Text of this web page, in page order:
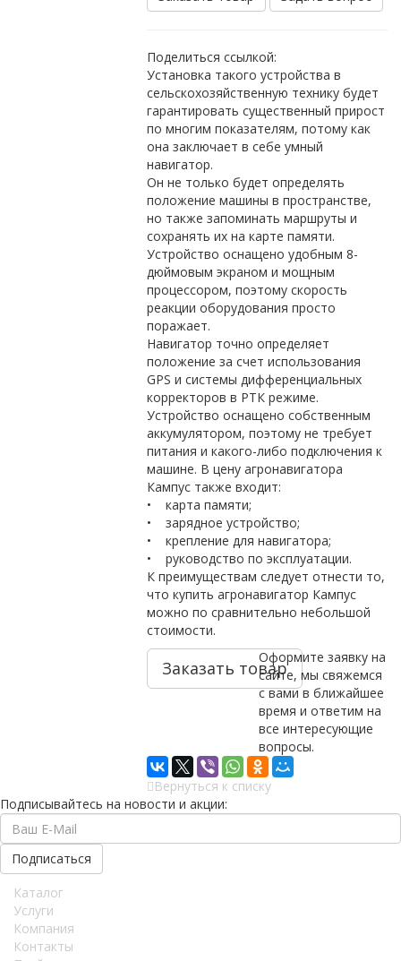
Поделиться ссылкой:
Установка такого устройства в
сельскохозяйственную технику будет
гарантировать существенный прирост
по многим показателям, потому как
она заключает в себе умный
навигатор.
Он не только будет определять
положение машины в пространстве,
но также запоминать маршруты и
сохранять их на карте памяти.
Устройство оснащено удобным 8-
дюймовым экраном и мощным
процессором, поэтому скорость
реакции оборудования просто
поражает.
Навигатор точно определяет
положение за счет использования
GPS и системы дифференциальных
корректоров в РТК режиме.
Устройство оснащено собственным
аккумулятором, поэтому не требует
питания и какого-либо подключения к
машине. В цену агронавигатора
Кампус также входит:
• карта памяти;
• зарядное устройство;
• крепление для навигатора;
• руководство по эксплуатации.
К преимуществам следует отнести то,
что купить агронавигатор Кампус
можно по сравнительно небольшой
стоимости.
Заказать товар
Оформите заявку на
сайте, мы свяжемся
с вами в ближайшее
время и ответим на
все интересующие
вопросы.
Вернуться к списку
Подписывайтесь на новости и акции:
Каталог
Услуги
Компания
Контакты